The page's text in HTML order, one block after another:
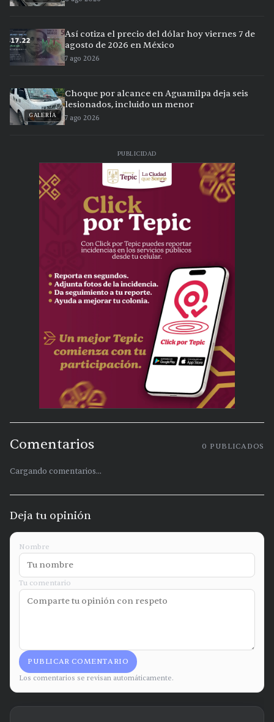
Así cotiza el precio del dólar hoy viernes 7 de
agosto de 2026 en México
7 ago 2026
GALERÍA
Choque por alcance en Aguamilpa deja seis
lesionados, incluido un menor
7 ago 2026
PUBLICIDAD
Comentarios 0 PUBLICADOS
Cargando comentarios...
Deja tu opinión
Nombre
Tu comentario
PUBLICAR COMENTARIO
Los comentarios se revisan automáticamente.